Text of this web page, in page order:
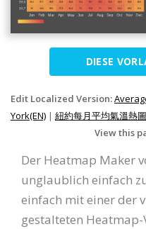
DIESE
Edit Localized Version:
York(EN) | 紐約每月平均氣溫熱
View this
Der Heatmap Maker
unglaublich einfach
einfach mit einer der
gestalteten Heatmap-